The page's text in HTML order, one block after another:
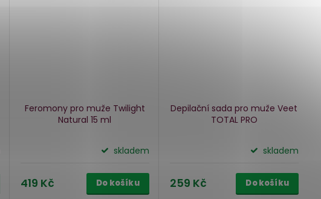
Feromony pro muže Twilight
Natural15 ml
skladem
419 Kč Do košíku
Depilační sada pro muže Veet
TOTAL PRO
skladem
259 Kč Do košíku